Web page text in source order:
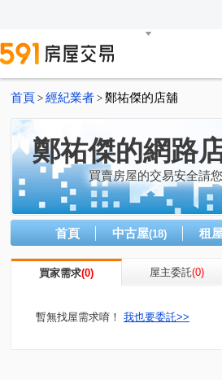
首頁 > 經紀業者 > 鄭祐傑的店舖
鄭祐傑的網路
買賣房屋的交易安全請
首頁 中古屋(18) 租
買家需求(0) 屋主委託(0)
暫無找屋需求唷！ 我也要委託>>